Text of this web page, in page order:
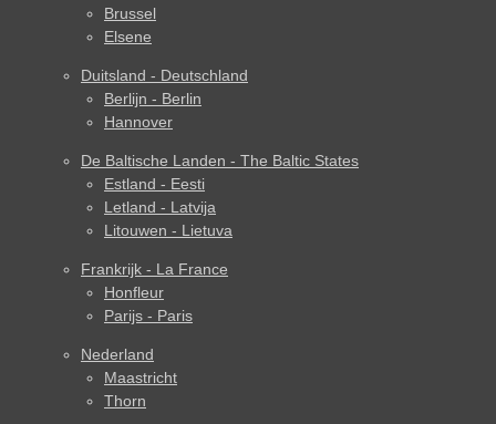
Brussel
Elsene
Duitsland - Deutschland
Berlijn - Berlin
Hannover
De Baltische Landen - The Baltic States
Estland - Eesti
Letland - Latvija
Litouwen - Lietuva
Frankrijk - La France
Honfleur
Parijs - Paris
Nederland
Maastricht
Thorn